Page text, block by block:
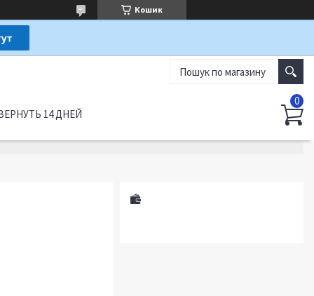
Кошик
14 ДНЕЙ